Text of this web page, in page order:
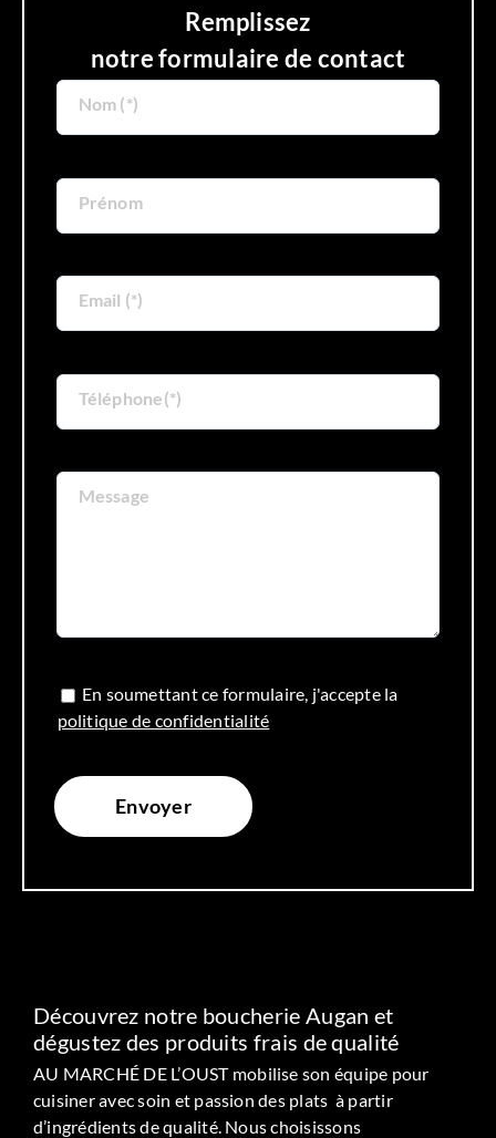
Remplissez
notre formulaire de contact
Nom (*)
Prénom
Email (*)
Téléphone(*)
Message
En soumettant ce formulaire, j'accepte la
politique de confidentialité
Découvrez notre boucherie Augan et
dégustez des produits frais de qualité
AU MARCHÉ DE L’OUST mobilise son équipe pour
cuisiner avec soin et passion des plats à partir
d’ingrédients de qualité. Nous choisissons